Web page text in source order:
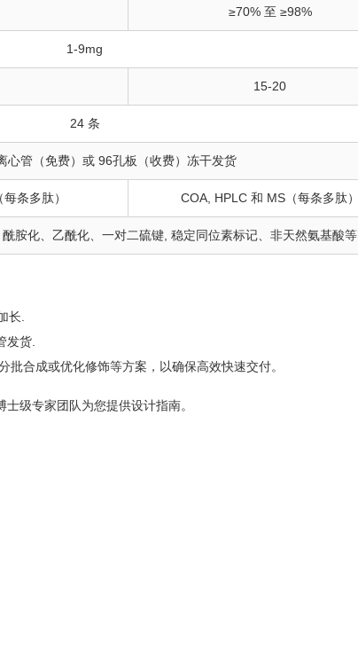
≥70% 至 ≥98%
1-9mg
15-20
24 条
心管（免费）或 96孔板（收费）冻干发货
条多肽） COA, HPLC 和 MS（每条多肽）
胺化、乙酰化、一对二硫键, 稳定同位素标记、非天然氨基酸等
长.
发货.
批合成或优化修饰等方案，以确保高效快速交付。
级专家团队为您提供设计指南。